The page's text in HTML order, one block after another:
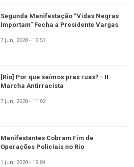
Segunda Manifestação “Vidas Negras
Importam” Fecha a Presidente Vargas
7 jun, 2020 - 19:51
[Rio] Por que saímos pras ruas? - II
Marcha Antirracista
7 jun, 2020 - 11:02
Manifestantes Cobram Fim de
Operações Policiais no Rio
1 jun, 2020 - 19:04